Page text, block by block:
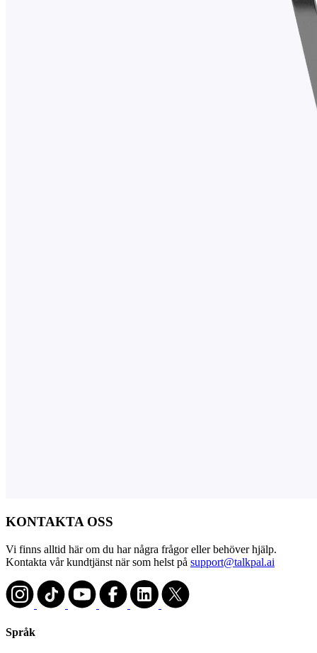
KONTAKTA OSS
Vi finns alltid här om du har några frågor eller behöver hjälp.
Kontakta vår kundtjänst när som helst på support@talkpal.ai
Språk